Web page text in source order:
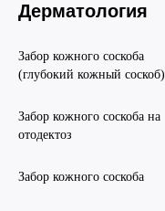
Дерматология
Забор кожного соскоба
(глубокий кожный соскоб)
Забор кожного соскоба на
отодектоз
Забор кожного соскоба